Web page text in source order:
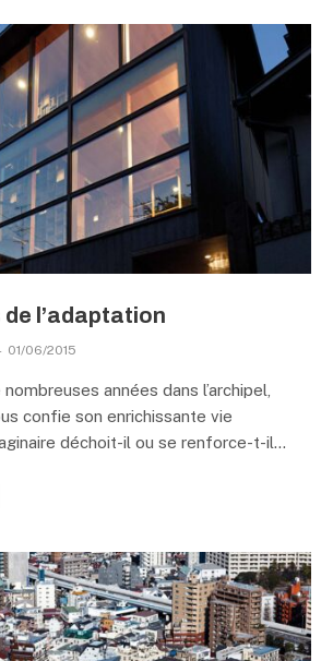
l’adaptation
01/06/2015
années dans l’archipel,
confie son enrichissante vie
déchoit-il ou se renforce-t-il…